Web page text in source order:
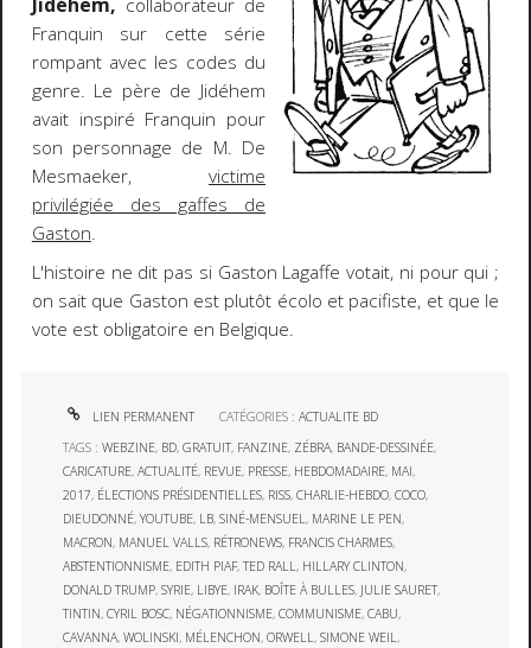
collaborateur de
Franquin sur cette série
rompant avec les codes du
genre. Le père de Jidéhem
avait inspiré Franquin pour
son personnage de M. De
Mesmaeker, victime
privilégiée des gaffes de
Gaston.
L'histoire ne dit pas si Gaston Lagaffe votait, ni pour qui ;
on sait que Gaston est plutôt écolo et pacifiste, et que le
vote est obligatoire en Belgique.
LIEN PERMANENT CATÉGORIES :ACTUALITE BD
TAGS :WEBZINE, BD,GRATUIT, FANZINE, ZÉBRA, BANDE-DESSINÉE,
CARICATURE,ACTUALITÉ, REVUE, PRESSE, HEBDOMADAIRE, MAI,
2017, ÉLECTIONS PRÉSIDENTIELLES, RISS,CHARLIE-HEBDO,COCO,
DIEUDONNÉ,YOUTUBE, LB,SINÉ-MENSUEL, MARINE LE PEN,
MACRON, MANUEL VALLS, RÉTRONEWS, FRANCIS CHARMES,
ABSTENTIONNISME, EDITH PIAF,TED RALL, HILLARY CLINTON,
DONALD TRUMP,SYRIE, LIBYE, IRAK, BOÎTE À BULLES, JULIE SAURET,
TINTIN,CYRIL BOSC, NÉGATIONNISME,COMMUNISME,CABU,
CAVANNA,WOLINSKI, MÉLENCHON,ORWELL,SIMONE WEIL,